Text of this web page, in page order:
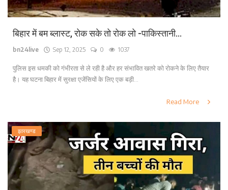
बिहार में बम ब्लास्ट, रोक सके तो रोक लो -पाकिस्तानी...
bn24live Sep 12, 2025 0 1037
पुलिस इस धमकी को गंभीरता से ले रही है और हर संभावित खतरे को रोकने के लिए तैयार
है। यह घटना बिहार में सुरक्षा एजेंसियों के लिए एक बड़ी...
Read More
झारखण्ड